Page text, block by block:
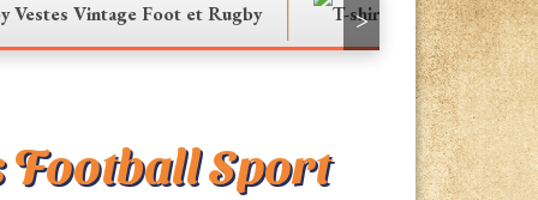
Vestes Vintage Foot et Rugby T-shirt
>
Sport